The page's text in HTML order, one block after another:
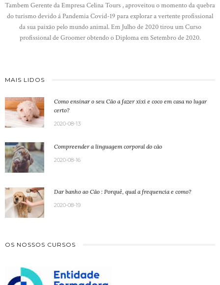
Tambem Gerente da Empresa Celina Tours , aproveitou o momento da quebra
do turismo devido á Pandemia Covid-19 para explorar a vertente profissional
da sua paixão pelo mundo animal. Em Julho de 2020 tirou um Curso
profissional de Groomer obtendo o Diploma em Setembro de 2020.
MAIS LIDOS
Como ensinar o seu Cão a fazer xixi e coco em casa no lugar
certo?
2020-08-13
Compreender a linguagem corporal do cão
2020-08-16
Dar banho ao Cão : Porquê, qual a frequencia e como?
2020-08-19
OS NOSSOS CURSOS